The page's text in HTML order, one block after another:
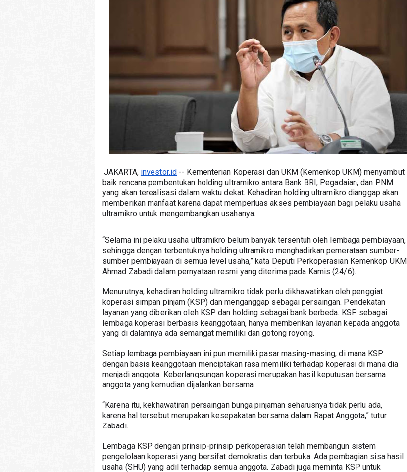
JAKARTA, investor.id -- Kementerian Koperasi dan UKM (Kemenkop UKM) menyambut
baik rencana pembentukan holding ultramikro antara Bank BRI, Pegadaian, dan PNM
yang akan terealisasi dalam waktu dekat. Kehadiran holding ultramikro dianggap akan
memberikan manfaat karena dapat memperluas akses pembiayaan bagi pelaku usaha
ultramikro untuk mengembangkan usahanya.
“Selama ini pelaku usaha ultramikro belum banyak tersentuh oleh lembaga pembiayaan,
sehingga dengan terbentuknya holding ultramikro menghadirkan pemerataan sumber-
sumber pembiayaan di semua level usaha,” kata Deputi Perkoperasian Kemenkop UKM
Ahmad Zabadi dalam pernyataan resmi yang diterima pada Kamis (24/6).
Menurutnya, kehadiran holding ultramikro tidak perlu dikhawatirkan oleh penggiat
koperasi simpan pinjam (KSP) dan menganggap sebagai persaingan. Pendekatan
layanan yang diberikan oleh KSP dan holding sebagai bank berbeda. KSP sebagai
lembaga koperasi berbasis keanggotaan, hanya memberikan layanan kepada anggota
yang di dalamnya ada semangat memiliki dan gotong royong.
Setiap lembaga pembiayaan ini pun memiliki pasar masing-masing, di mana KSP
dengan basis keanggotaan menciptakan rasa memiliki terhadap koperasi di mana dia
menjadi anggota. Keberlangsungan koperasi merupakan hasil keputusan bersama
anggota yang kemudian dijalankan bersama.
“Karena itu, kekhawatiran persaingan bunga pinjaman seharusnya tidak perlu ada,
karena hal tersebut merupakan kesepakatan bersama dalam Rapat Anggota,” tutur
Zabadi.
Lembaga KSP dengan prinsip-prinsip perkoperasian telah membangun sistem
pengelolaan koperasi yang bersifat demokratis dan terbuka. Ada pembagian sisa hasil
usaha (SHU) yang adil terhadap semua anggota. Zabadi juga meminta KSP untuk